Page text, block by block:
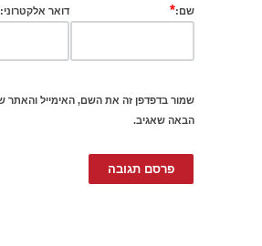
שם:* דואר אלקטרוני:
שמור בדפדפן זה את השם, האימייל והאתר
הבאה שאגיב.